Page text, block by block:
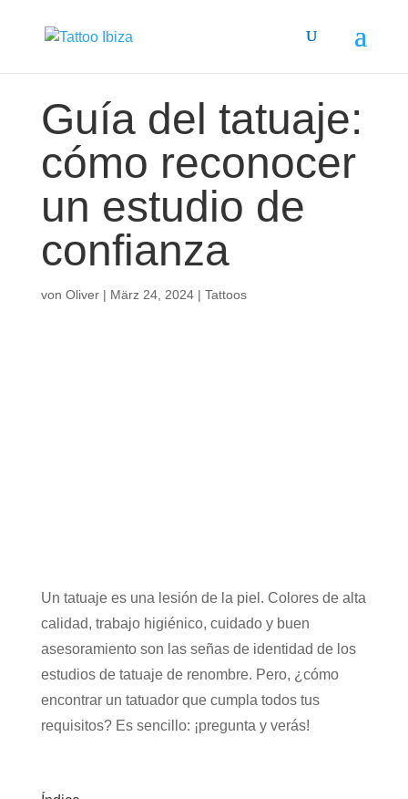
Guía del tatuaje:
cómo reconocer
un estudio de
confianza
von Oliver| März 24, 2024| Tattoos
Un tatuaje es una lesión de la piel. Colores de alta
calidad, trabajo higiénico, cuidado y buen
asesoramiento son las señas de identidad de los
estudios de tatuaje de renombre. Pero, ¿cómo
encontrar un tatuador que cumpla todos tus
requisitos? Es sencillo: ¡pregunta y verás!